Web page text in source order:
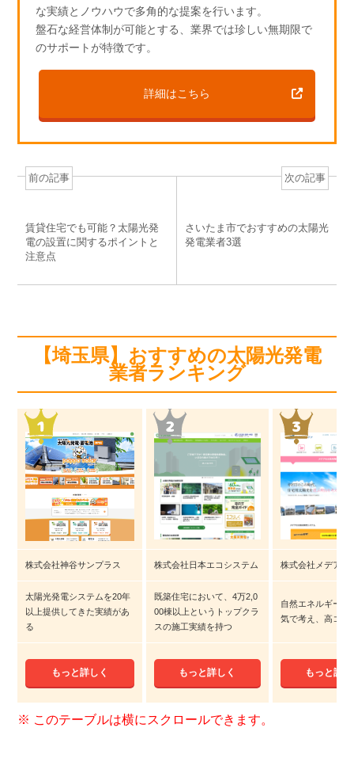
な実績とノウハウで多角的な提案を行います。
盤石な経営体制が可能とする、業界では珍しい無期限で
のサポートが特徴です。
詳細はこちら
前の記事
賃貸住宅でも可能？太陽光発
電の設置に関するポイントと
注意点
次の記事
さいたま市でおすすめの太陽光
発電業者3選
【埼玉県】おすすめの太陽光発電
業者ランキング
株式会社神谷サンプラス 株式会社日本エコシステム 株式会社メデア
太陽光発電システムを20年
以上提供してきた実績があ
る
既築住宅において、4万2,0
00棟以上というトップクラ
スの施工実績を持つ
自然エネルギーに
気で考え、高コス
もっと詳しく もっと詳しく もっと詳